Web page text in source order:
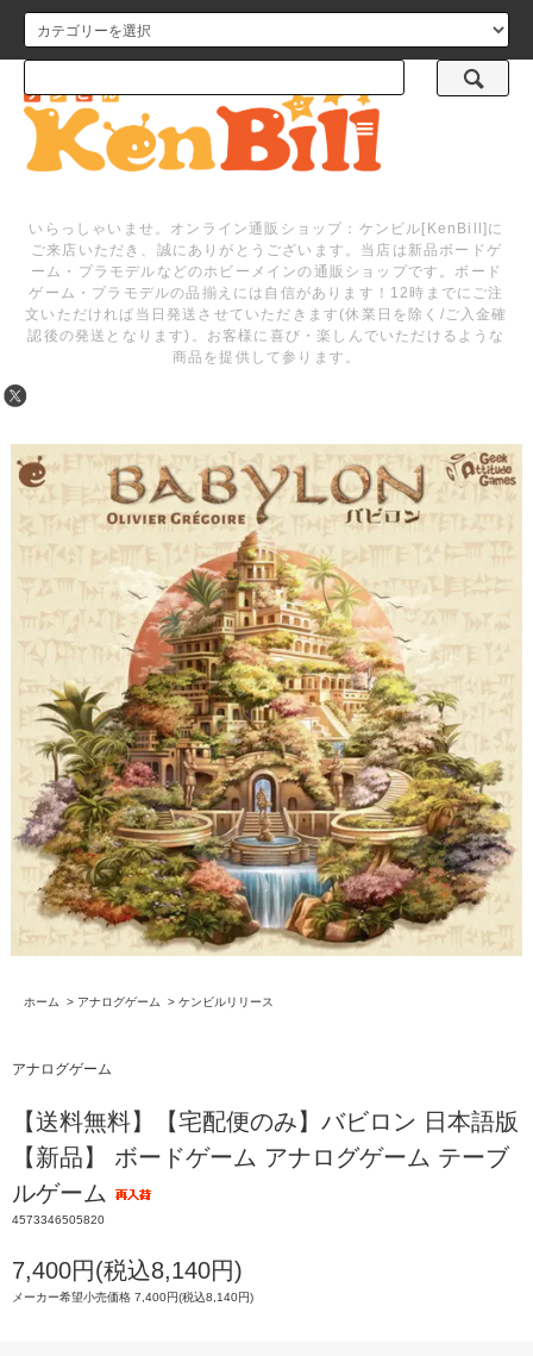
メニュー
いらっしゃいませ。オンライン通販ショップ：ケンビル[KenBill]に
ご来店いただき、誠にありがとうございます。当店は新品ボードゲ
ーム・プラモデルなどのホビーメインの通販ショップです。ボード
ゲーム・プラモデルの品揃えには自信があります！12時までにご注
文いただければ当日発送させていただきます(休業日を除く/ご入金確
認後の発送となります)。お客様に喜び・楽しんでいただけるような
商品を提供して参ります。
ホーム > アナログゲーム > ケンビルリリース
アナログゲーム
【送料無料】【宅配便のみ】バビロン 日本語版
【新品】 ボードゲーム アナログゲーム テーブ
ルゲーム
4573346505820
7,400円(税込8,140円)
メーカー希望小売価格 7,400円(税込8,140円)